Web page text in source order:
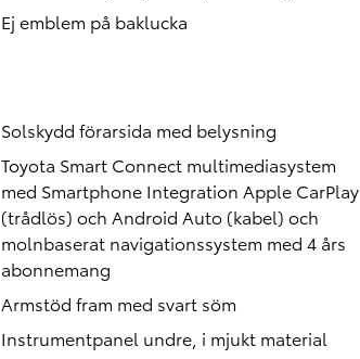
Ej emblem på baklucka
Solskydd förarsida med belysning
Toyota Smart Connect multimediasystem
med Smartphone Integration Apple CarPlay
(trådlös) och Android Auto (kabel) och
molnbaserat navigationssystem med 4 års
abonnemang
Armstöd fram med svart söm
Instrumentpanel undre, i mjukt material